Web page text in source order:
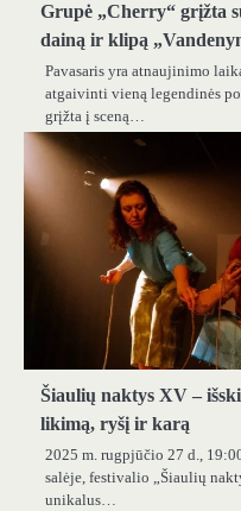
Grupė „Cherry“ grįžta
dainą ir klipą
Pavasaris yra atnaujinimo
atgaivinti vieną legendinės
grįžta į sceną…
Šiaulių naktys XV –
likimą, ryšį ir karą
2025 m. rugpjūčio 27 d.,
salėje, festivalio „Šiaulių
unikalus…